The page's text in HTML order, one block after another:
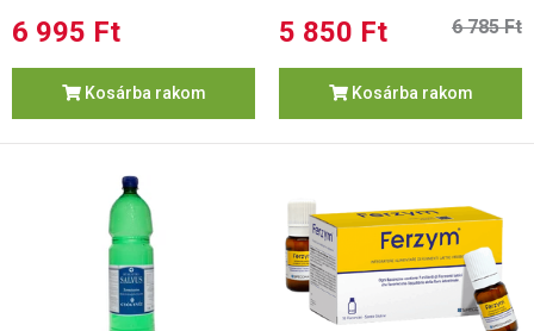
6 995 Ft
Kosárba rakom
5 850 Ft 6 785 Ft
Kosárba rakom